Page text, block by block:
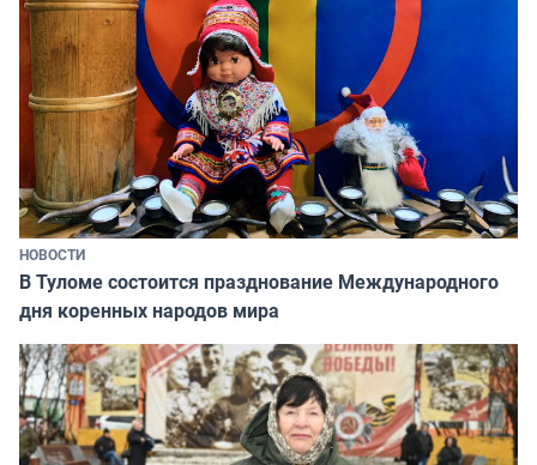
НОВОСТИ
В Туломе состоится празднование Международного
дня коренных народов мира